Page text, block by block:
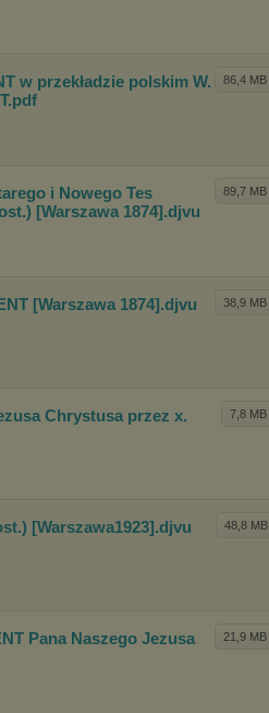
86,4 MB
w przekładzie polskim W.
.pdf
89,7 MB
i Nowego Tes
[Warszawa 1874].djvu
38,9 MB
[Warszawa 1874].djvu
7,8 MB
Chrystusa przez x.
48,8 MB
[Warszawa1923] .djvu
21,9 MB
Pana Naszego Jezusa